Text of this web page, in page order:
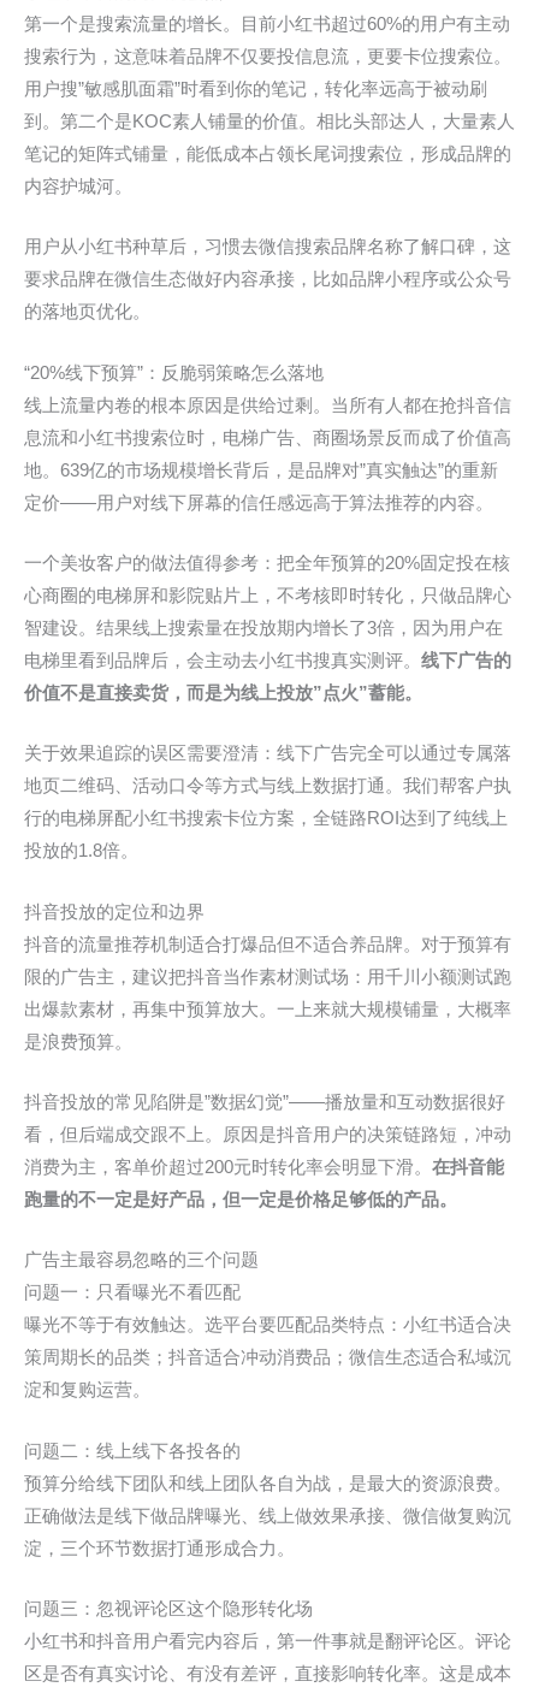
第一个是搜索流量的增长。目前小红书超过60%的用户有主动
搜索行为，这意味着品牌不仅要投信息流，更要卡位搜索位。
用户搜”敏感肌面霜”时看到你的笔记，转化率远高于被动刷
到。第二个是KOC素人铺量的价值。相比头部达人，大量素人
笔记的矩阵式铺量，能低成本占领长尾词搜索位，形成品牌的
内容护城河。
用户从小红书种草后，习惯去微信搜索品牌名称了解口碑，这
要求品牌在微信生态做好内容承接，比如品牌小程序或公众号
的落地页优化。
“20%线下预算”：反脆弱策略怎么落地
线上流量内卷的根本原因是供给过剩。当所有人都在抢抖音信
息流和小红书搜索位时，电梯广告、商圈场景反而成了价值高
地。639亿的市场规模增长背后，是品牌对”真实触达”的重新
定价——用户对线下屏幕的信任感远高于算法推荐的内容。
一个美妆客户的做法值得参考：把全年预算的20%固定投在核
心商圈的电梯屏和影院贴片上，不考核即时转化，只做品牌心
智建设。结果线上搜索量在投放期内增长了3倍，因为用户在
电梯里看到品牌后，会主动去小红书搜真实测评。 线下广告的
价值不是直接卖货，而是为线上投放”点火”蓄能。
关于效果追踪的误区需要澄清：线下广告完全可以通过专属落
地页二维码、活动口令等方式与线上数据打通。我们帮客户执
行的电梯屏配小红书搜索卡位方案，全链路ROI达到了纯线上
投放的1.8倍。
抖音投放的定位和边界
抖音的流量推荐机制适合打爆品但不适合养品牌。对于预算有
限的广告主，建议把抖音当作素材测试场：用千川小额测试跑
出爆款素材，再集中预算放大。一上来就大规模铺量，大概率
是浪费预算。
抖音投放的常见陷阱是”数据幻觉”——播放量和互动数据很好
看，但后端成交跟不上。原因是抖音用户的决策链路短，冲动
消费为主，客单价超过200元时转化率会明显下滑。 在抖音能
跑量的不一定是好产品，但一定是价格足够低的产品。
广告主最容易忽略的三个问题
问题一：只看曝光不看匹配
曝光不等于有效触达。选平台要匹配品类特点：小红书适合决
策周期长的品类；抖音适合冲动消费品；微信生态适合私域沉
淀和复购运营。
问题二：线上线下各投各的
预算分给线下团队和线上团队各自为战，是最大的资源浪费。
正确做法是线下做品牌曝光、线上做效果承接、微信做复购沉
淀，三个环节数据打通形成合力。
问题三：忽视评论区这个隐形转化场
小红书和抖音用户看完内容后，第一件事就是翻评论区。评论
区是否有真实讨论、有没有差评，直接影响转化率。这是成本